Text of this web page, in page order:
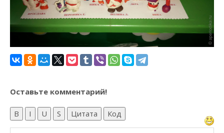
Оставьте комментарий!
B I U S Цитата Код